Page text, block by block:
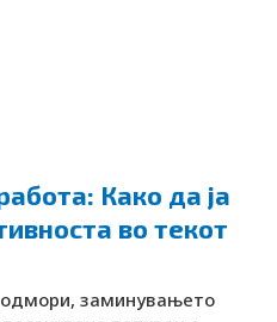
Како да ја
во текот
заминувањето